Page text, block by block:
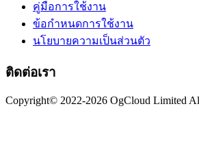
คู่มือการใช้งาน
ข้อกำหนดการใช้งาน
นโยบายความเป็นส่วนตัว
ติดต่อเรา
Copyright© 2022-2026 OgCloud Limited